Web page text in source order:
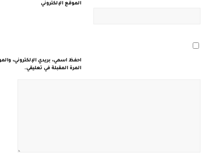
الموقع الإلكتروني
احفظ اسمي، بريدي الإلكتروني،
المرة المقبلة في تعليقي.